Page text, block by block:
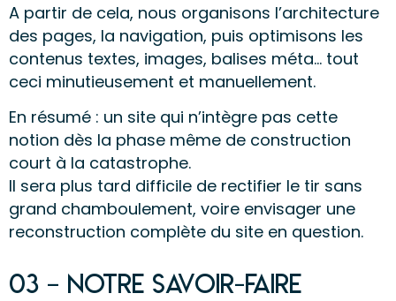
A partir de cela, nous organisons l’architecture
des pages, la navigation, puis optimisons les
contenus textes, images, balises méta… tout
ceci minutieusement et manuellement.
En résumé : un site qui n’intègre pas cette
notion dès la phase même de construction
court à la catastrophe.
Il sera plus tard difficile de rectifier le tir sans
grand chamboulement, voire envisager une
reconstruction complète du site en question.
03 – Notre savoir-faire